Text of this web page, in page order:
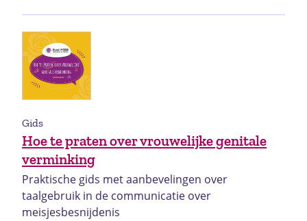
Hoe te praten over vrouwelijke genitale
verminking
Gids
Praktische gids met aanbevelingen over
taalgebruik in de communicatie over
meisjesbesnijdenis